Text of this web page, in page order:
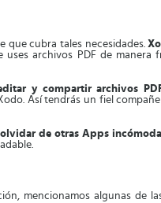
que cubra tales necesidades.
uses archivos PDF de
y compartir archivos
Así tendrás un fiel
de otras Apps
mencionamos algunas de